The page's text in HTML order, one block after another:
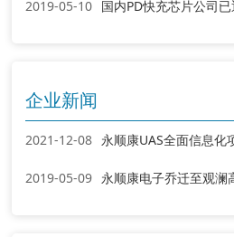
2019-05-10
企业新闻
2021-12-08 永顺康UAS全面信息化
2019-05-09 永顺康电子乔迁至观澜